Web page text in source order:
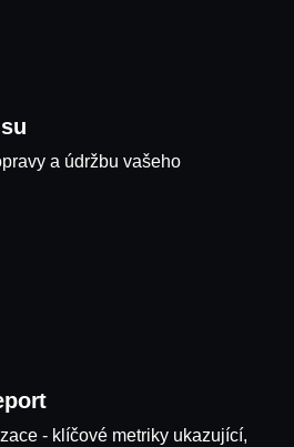
a údržbu vašeho
- klíčové metriky ukazující,